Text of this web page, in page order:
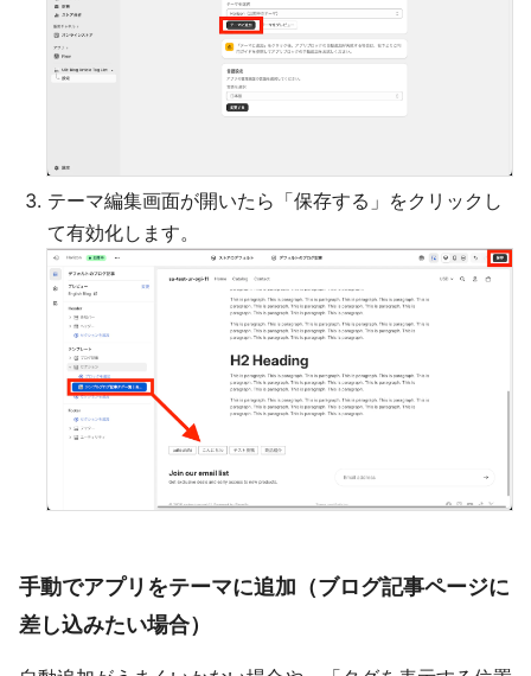
テーマ編集画面が開いたら「保存する」をクリックし
て有効化します。
手動でアプリをテーマに追加（ブログ記事ページに
差し込みたい場合）